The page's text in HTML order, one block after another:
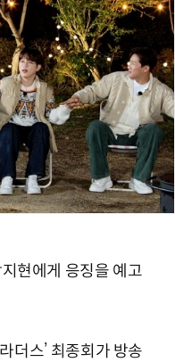
현에게 응징을 예고
더스’ 최종회가 방송